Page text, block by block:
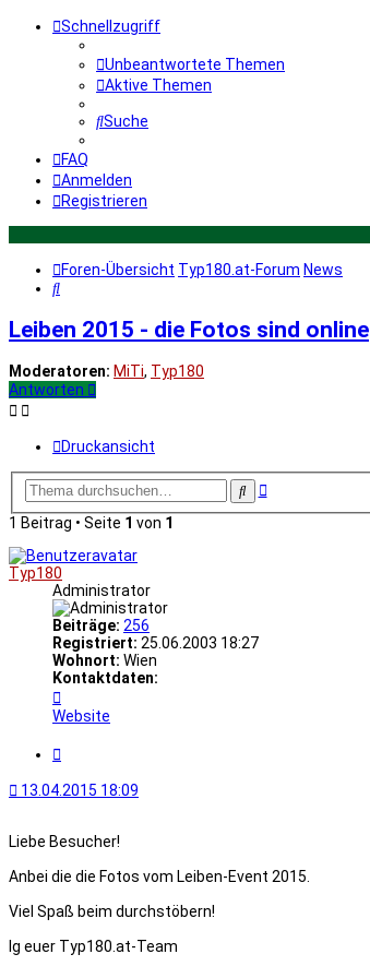
Schnellzugriff
Unbeantwortete Themen
Aktive Themen
Suche
FAQ
Anmelden
Registrieren
Foren-Übersicht Typ180.at-Forum News
Suche
Leiben 2015 - die Fotos sind online
Moderatoren: MiTi, Typ180
Antworten
Druckansicht
SucheErweiterte
1 Beitrag • Seite 1 von 1
Typ180
Administrator
Beiträge: 256
Registriert: 25.06.2003 18:27
Wohnort: Wien
Kontaktdaten:
von
Typ180
Website
13.04.2015 18:09
Liebe Besucher!
Anbei die die Fotos vom Leiben-Event 2015.
Viel Spaß beim durchstöbern!
lg euer Typ180.at-Team